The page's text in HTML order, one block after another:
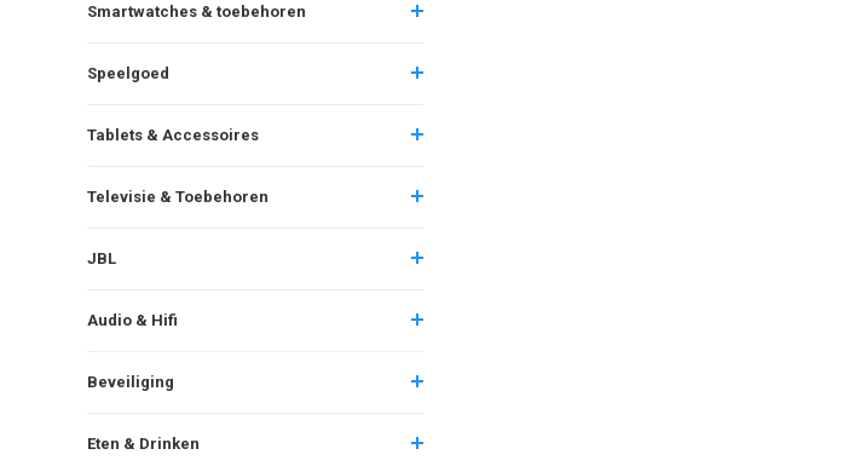
Smartwatches & toebehoren
Speelgoed
Tablets & Accessoires
Televisie & Toebehoren
JBL
Audio & Hifi
Beveiliging
Eten & Drinken